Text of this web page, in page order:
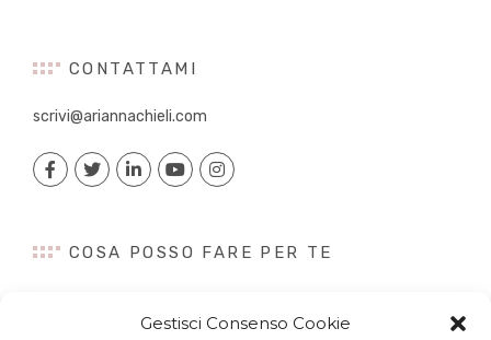
Gestisci Consenso Cookie
CONTATTAMI
scrivi@ariannachieli.com
COSA POSSO FARE PER TE
Content Creation